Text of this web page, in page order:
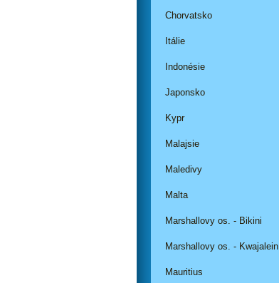
Chorvatsko
Itálie
Indonésie
Japonsko
Kypr
Malajsie
Maledivy
Malta
Marshallovy os. - Bikini
Marshallovy os. - Kwajalein
Mauritius